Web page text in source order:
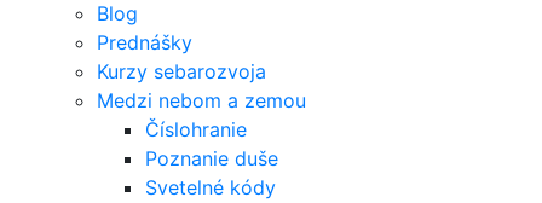
Blog
Prednášky
Kurzy sebarozvoja
Medzi nebom a zemou
Číslohranie
Poznanie duše
Svetelné kódy